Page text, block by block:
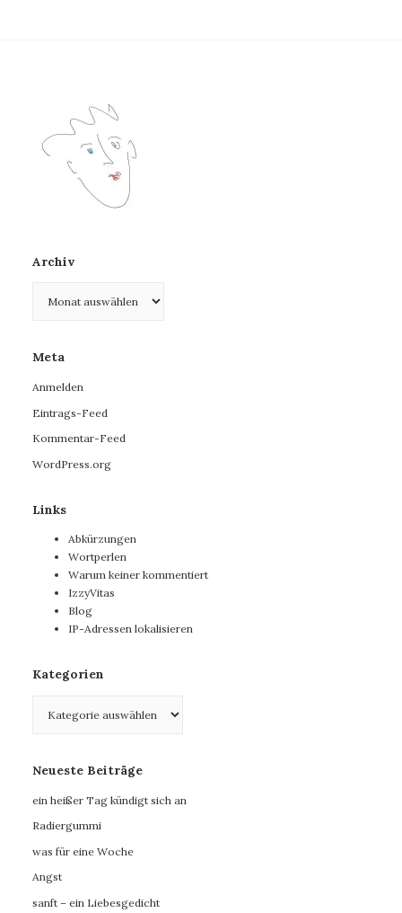
Archiv
Meta
Anmelden
Eintrags-Feed
Kommentar-Feed
WordPress.org
Links
Abkürzungen
Wortperlen
Warum keiner kommentiert
IzzyVitas
Blog
IP-Adressen lokalisieren
Kategorien
Neueste Beiträge
ein heißer Tag kündigt sich an
Radiergummi
was für eine Woche
Angst
sanft – ein Liebesgedicht